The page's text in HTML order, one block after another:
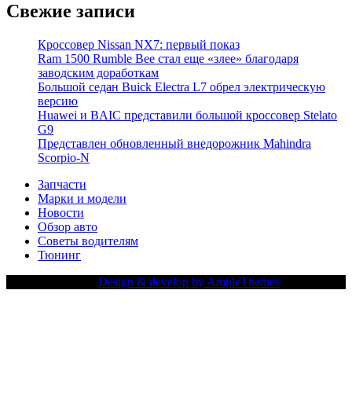
Свежие записи
Кроссовер Nissan NX7: первый показ
Ram 1500 Rumble Bee стал еще «злее» благодаря
заводским доработкам
Большой седан Buick Electra L7 обрел электрическую
версию
Huawei и BAIC представили большой кроссовер Stelato
G9
Представлен обновленный внедорожник Mahindra
Scorpio-N
Запчасти
Марки и модели
Новости
Обзор авто
Советы водителям
Тюнинг
Design & develop by AmpleThemes